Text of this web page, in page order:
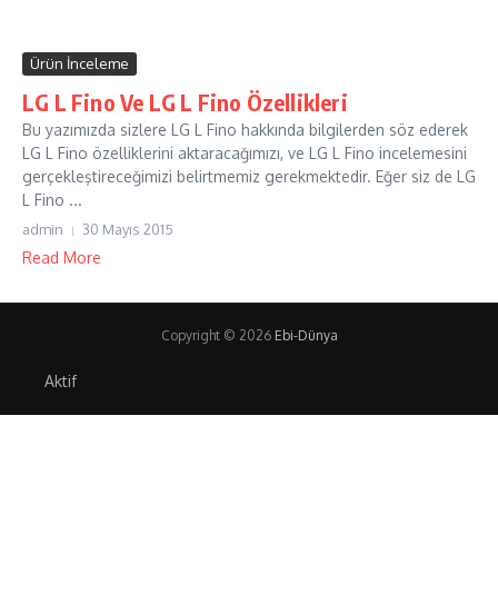
Ürün İnceleme
LG L Fino Ve LG L Fino Özellikleri
Bu yazımızda sizlere LG L Fino hakkında bilgilerden söz ederek
LG L Fino özelliklerini aktaracağımızı, ve LG L Fino incelemesini
gerçekleştireceğimizi belirtmemiz gerekmektedir. Eğer siz de LG
L Fino ...
admin 30 Mayıs 2015
Read More
Copyright © 2026 Ebi-Dünya
Aktif